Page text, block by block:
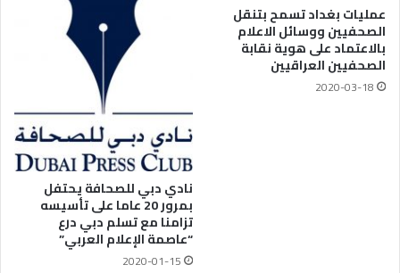
عمليات بغداد تسمح بتنقل
الصحفيين ووسائل الاعلام
بالاعتماد على هوية نقابة
الصحفيين العراقيين
2020-03-18
نادي دبي للصحافة يحتفل
بمرور 20 عاما على تأسيسه
تزامنا مع تسلم دبي درع
“عاصمة الإعلام العربي”
2020-01-15